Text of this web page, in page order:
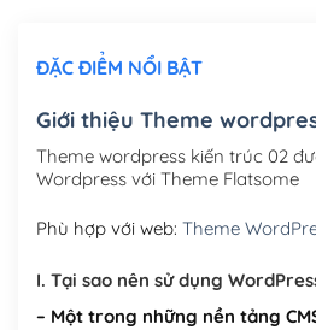
Mua thêm Host + Tên miền
Tên miền quốc tế .com .net
Tên miền Việt Nam .vn (1
Hosting 5GB SSD (1 năm)
ĐẶC ĐIỂM NỔI BẬT
Giới thiệu Theme
Theme wordpress kiến trúc 02
Wordpress với Theme Flatsome
Phù hợp với web: Theme
I. Tại sao nên sử dụng
– Một trong những nền tảng